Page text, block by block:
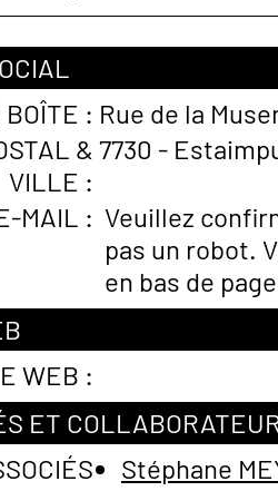
BOÎTE : Rue de la
&
VILLE :
7730 -
MAIL : Veuillez
pas un robot.
en bas de
WEB :
ET
Stéphane